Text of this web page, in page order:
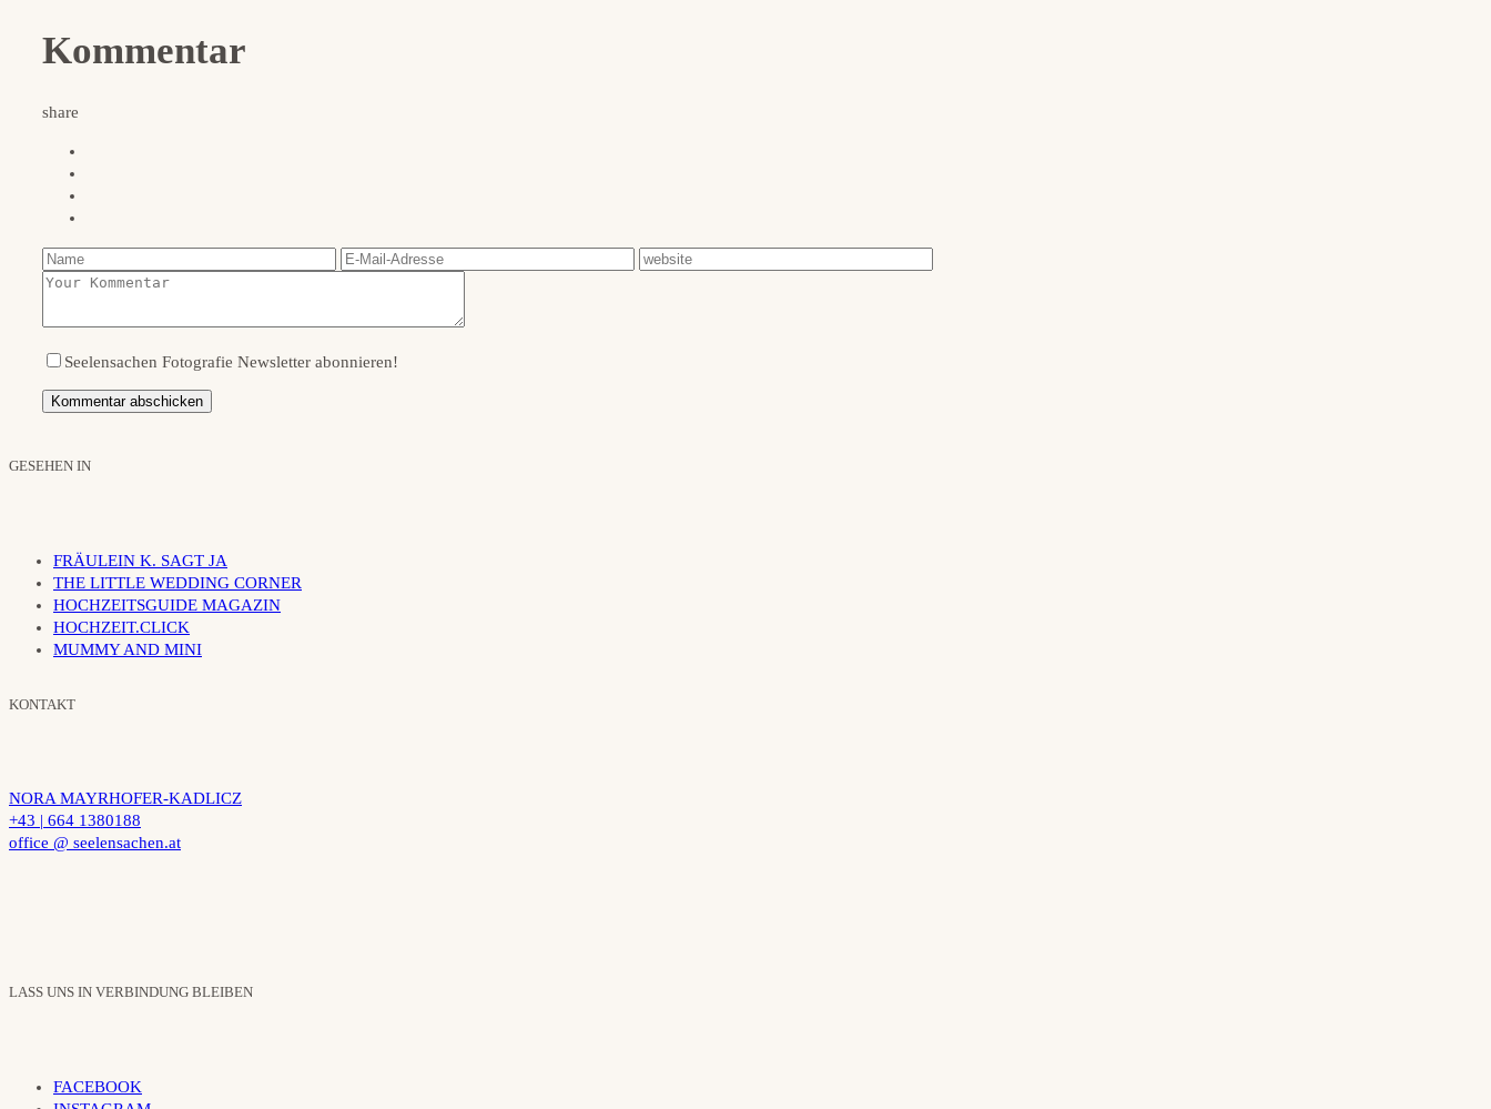
Kommentar
share
Seelensachen Fotografie Newsletter abonnieren!
GESEHEN IN
FRÄULEIN K. SAGT JA
THE LITTLE WEDDING CORNER
HOCHZEITSGUIDE MAGAZIN
HOCHZEIT.CLICK
MUMMY AND MINI
KONTAKT
NORA MAYRHOFER-KADLICZ
+43 | 664 1380188
office @ seelensachen.at
LASS UNS IN VERBINDUNG BLEIBEN
FACEBOOK